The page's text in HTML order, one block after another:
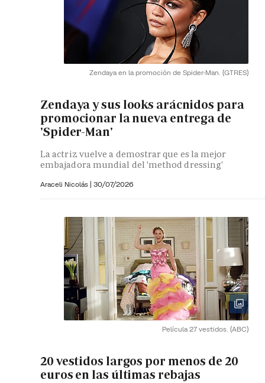
Zendaya en la promoción de Spider-Man. (GTRES)
Zendaya y sus looks arácnidos para
promocionar la nueva entrega de
'Spider-Man'
La actriz vuelve a demostrar que es la mejor
embajadora mundial del 'method dressing'
Araceli Nicolás | 30/07/2026
Película 27 vestidos. (ABC)
20 vestidos largos por menos de 20
euros en las últimas rebajas